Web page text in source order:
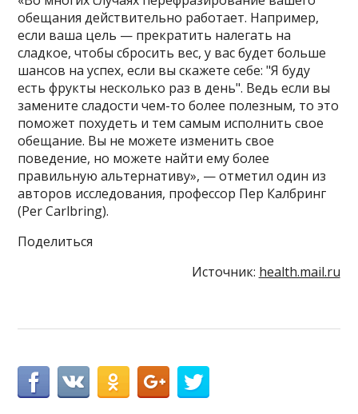
обещания действительно работает. Например,
если ваша цель — прекратить налегать на
сладкое, чтобы сбросить вес, у вас будет больше
шансов на успех, если вы скажете себе: "Я буду
есть фрукты несколько раз в день". Ведь если вы
замените сладости чем-то более полезным, то это
поможет похудеть и тем самым исполнить свое
обещание. Вы не можете изменить свое
поведение, но можете найти ему более
правильную альтернативу», — отметил один из
авторов исследования, профессор Пер Калбринг
(Per Carlbring).
Поделиться
Источник: health.mail.ru